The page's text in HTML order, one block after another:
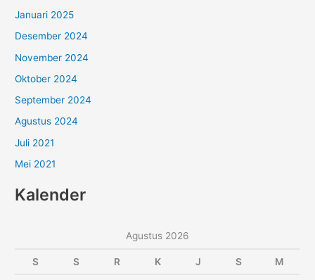
Januari 2025
Desember 2024
November 2024
Oktober 2024
September 2024
Agustus 2024
Juli 2021
Mei 2021
Kalender
Agustus 2026
S S R K J S M